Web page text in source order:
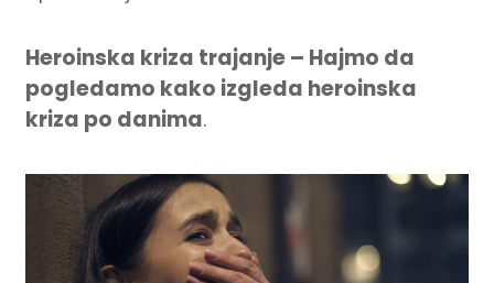
Heroinska kriza trajanje – Hajmo da
pogledamo kako izgleda heroinska
kriza po danima.